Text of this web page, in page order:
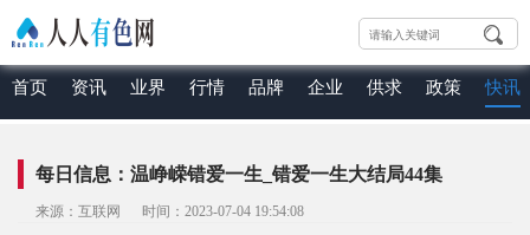
首页 资讯 业界 行情 品牌 企业 供求 政策 快讯
每日信息：温峥嵘错爱一生_错爱一生大结局44集
来源：互联网 时间：2023-07-04 19:54:08